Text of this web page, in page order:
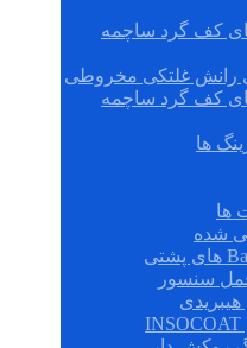
کف گرد ساچمه
رانش غلتکی مخروطی
کف گرد ساچمه
ها
ها
شده
سنسور
هیبریدی